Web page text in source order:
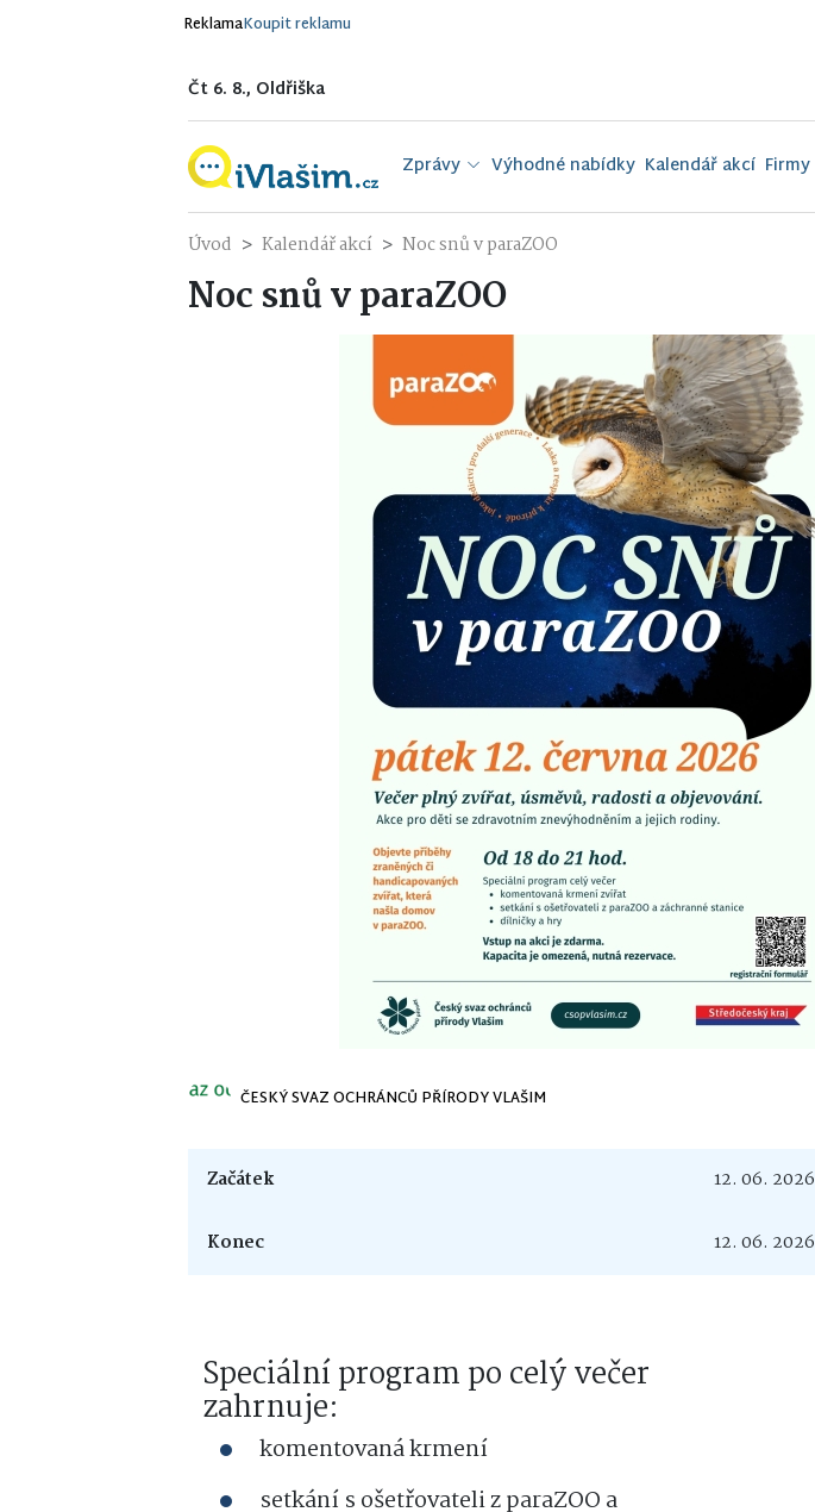
ReklamaKoupit reklamu
Čt 6. 8., Oldřiška
Zprávy Výhodné nabídky Kalendář akcí Firmy
Úvod Kalendář akcí Noc snů v paraZOO
Noc snů v paraZOO
ČESKÝ SVAZ OCHRÁNCŮ PŘÍRODY VLAŠIM
Začátek 12. 06. 2026
Konec 12. 06. 2026
Speciální program po celý večer
zahrnuje:
komentovaná krmení
setkání s ošetřovateli z paraZOO a